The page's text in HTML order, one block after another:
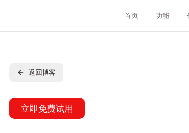
首页 功能
返回博客
立即免费试用